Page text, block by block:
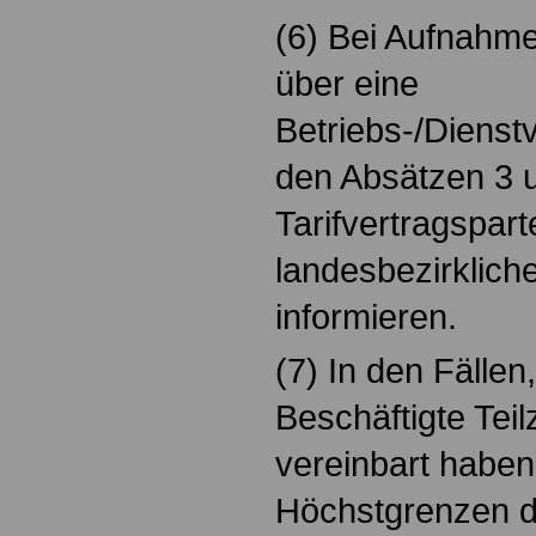
(6) Bei
über eine
Betriebs-/
den Absätzen 3
informieren.
(7) In den
Beschäftigte
vereinbart
Höchstgrenzen